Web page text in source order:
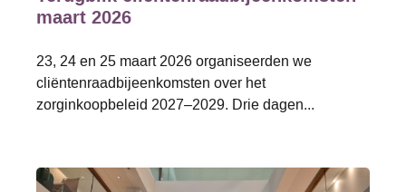
maart 2026
23, 24 en 25 maart 2026 organiseerden we
cliëntenraadbijeenkomsten over het
zorginkoopbeleid 2027–2029. Drie dagen...